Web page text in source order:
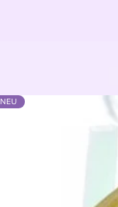
4-fädig: Nadelstärke 3,5 -
Je nachdem wie locker
Bobbelgarn: 50%
Glitzerfaden: 62%
Funkelgarn: 43%
NEU